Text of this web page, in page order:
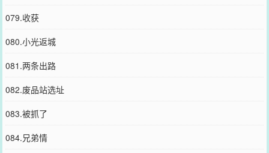
079.收获
080.小光返城
081.两条出路
082.废品站选址
083.被抓了
084.兄弟情